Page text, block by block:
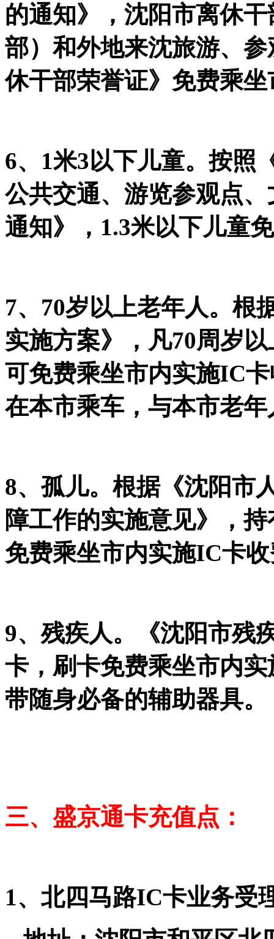
的通知》，沈阳市离休
部）和外地来沈旅游、
休干部荣誉证》免费乘
6、1米3以下儿童。按照
公共交通、游览参观点
通知》，1.3米以下儿童
7、70岁以上老年人。根
实施方案》，凡70周岁
可免费乘坐市内实施IC
在本市乘车，与本市老
8、孤儿。根据《沈阳市
障工作的实施意见》，
免费乘坐市内实施IC卡
9、残疾人。《沈阳市残
卡，刷卡免费乘坐市内
带随身必备的辅助器具。
三、盛京通卡充值点：
1、北四马路IC卡业务受